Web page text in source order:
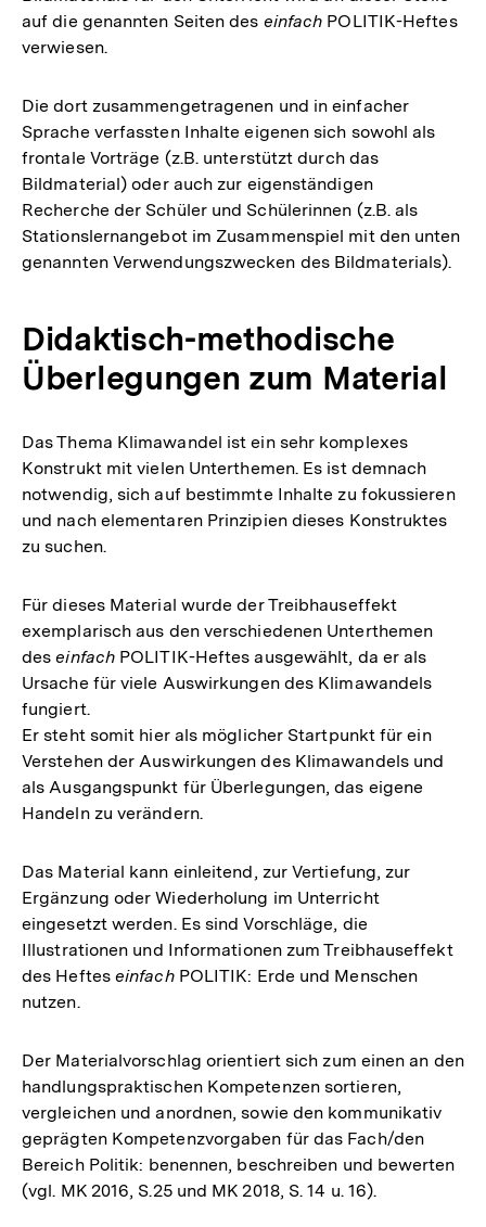
auf die genannten Seiten des einfach POLITIK-Heftes
verwiesen.
Die dort zusammengetragenen und in einfacher
Sprache verfassten Inhalte eigenen sich sowohl als
frontale Vorträge (z.B. unterstützt durch das
Bildmaterial) oder auch zur eigenständigen
Recherche der Schüler und Schülerinnen (z.B. als
Stationslernangebot im Zusammenspiel mit den unten
genannten Verwendungszwecken des Bildmaterials).
Didaktisch-methodische
Überlegungen zum Material
Das Thema Klimawandel ist ein sehr komplexes
Konstrukt mit vielen Unterthemen. Es ist demnach
notwendig, sich auf bestimmte Inhalte zu fokussieren
und nach elementaren Prinzipien dieses Konstruktes
zu suchen.
Für dieses Material wurde der Treibhauseffekt
exemplarisch aus den verschiedenen Unterthemen
deseinfach POLITIK-Heftes ausgewählt, da er als
Ursache für viele Auswirkungen des Klimawandels
fungiert.
Er steht somit hier als möglicher Startpunkt für ein
Verstehen der Auswirkungen des Klimawandels und
als Ausgangspunkt für Überlegungen, das eigene
Handeln zu verändern.
Das Material kann einleitend, zur Vertiefung, zur
Ergänzung oder Wiederholung im Unterricht
eingesetzt werden. Es sind Vorschläge, die
Illustrationen und Informationen zum Treibhauseffekt
des Heftes einfachPOLITIK: Erde und Menschen
nutzen.
Der Materialvorschlag orientiert sich zum einen an den
handlungspraktischen Kompetenzen sortieren,
vergleichen und anordnen, sowie den kommunikativ
geprägten Kompetenzvorgaben für das Fach/den
Bereich Politik: benennen, beschreiben und bewerten
(vgl. MK 2016, S.25 und MK 2018, S. 14 u. 16).